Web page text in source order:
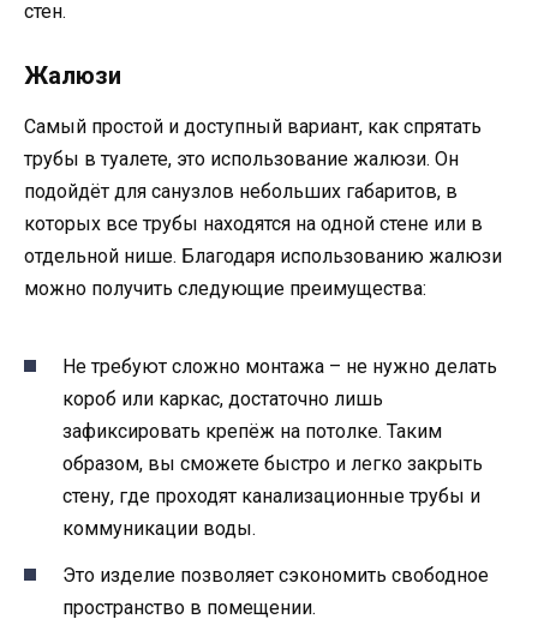
стен.
Жалюзи
Самый простой и доступный вариант, как спрятать
трубы в туалете, это использование жалюзи. Он
подойдёт для санузлов небольших габаритов, в
которых все трубы находятся на одной стене или в
отдельной нише. Благодаря использованию жалюзи
можно получить следующие преимущества:
Не требуют сложно монтажа – не нужно делать
короб или каркас, достаточно лишь
зафиксировать крепёж на потолке. Таким
образом, вы сможете быстро и легко закрыть
стену, где проходят канализационные трубы и
коммуникации воды.
Это изделие позволяет сэкономить свободное
пространство в помещении.